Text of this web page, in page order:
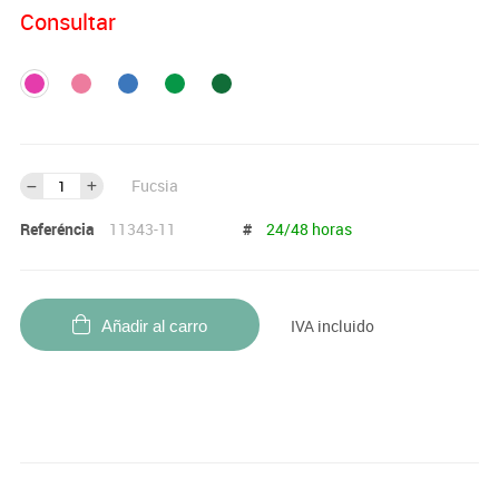
Consultar
Fucsia
Referéncia 11343-11 # 24/48 horas
Añadir al carro IVA incluido